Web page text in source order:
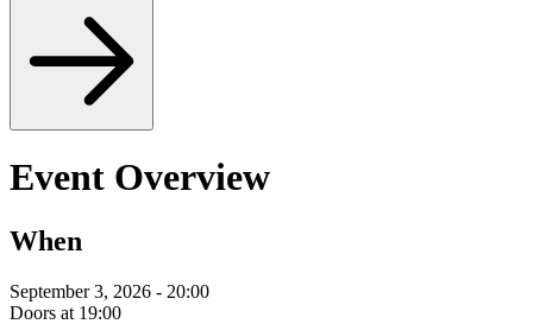
Event Overview
When
September 3, 2026 - 20:00
Doors at 19:00